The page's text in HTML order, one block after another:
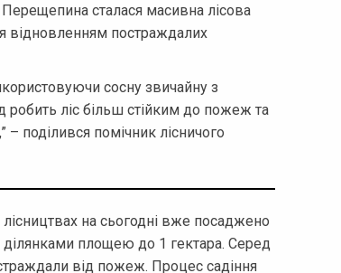
сталася масивна лісова
відновленням постраждалих
сосну звичайну з
ліс більш стійким до пожеж та
поділився помічник лісничого
на сьогодні вже посаджено
ділянками площею до 1 гектара. Серед
від пожеж. Процес садіння